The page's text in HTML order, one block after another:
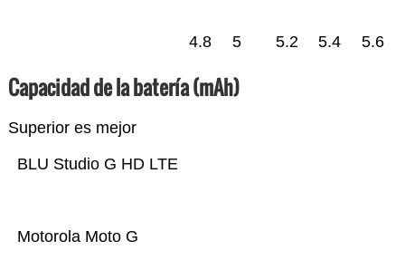
4.8 5 5.2 5.4 5.6
Capacidad de la batería (mAh)
Superior es mejor
Motorola Moto G
BLU Studio G HD LTE